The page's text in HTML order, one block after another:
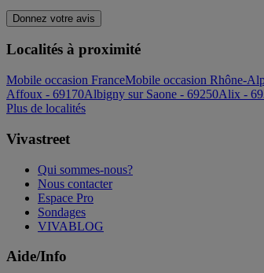
Donnez votre avis
Localités à proximité
Mobile occasion FranceMobile occasion Rhône-
Affoux - 69170Albigny sur Saone - 69250Alix -
Plus de localités
Vivastreet
Qui sommes-nous?
Nous contacter
Espace Pro
Sondages
VIVABLOG
Aide/Info